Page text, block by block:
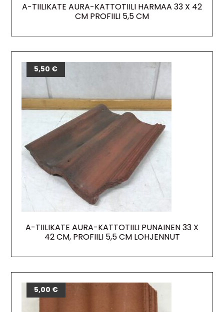
A-TIILIKATE AURA-KATTOTIILI HARMAA 33 X 42
CM PROFIILI 5,5 CM
A-TIILIKATE AURA-KATTOTIILI PUNAINEN 33 X
42 CM, PROFIILI 5,5 CM LOHJENNUT
5,50 €
5,00 €